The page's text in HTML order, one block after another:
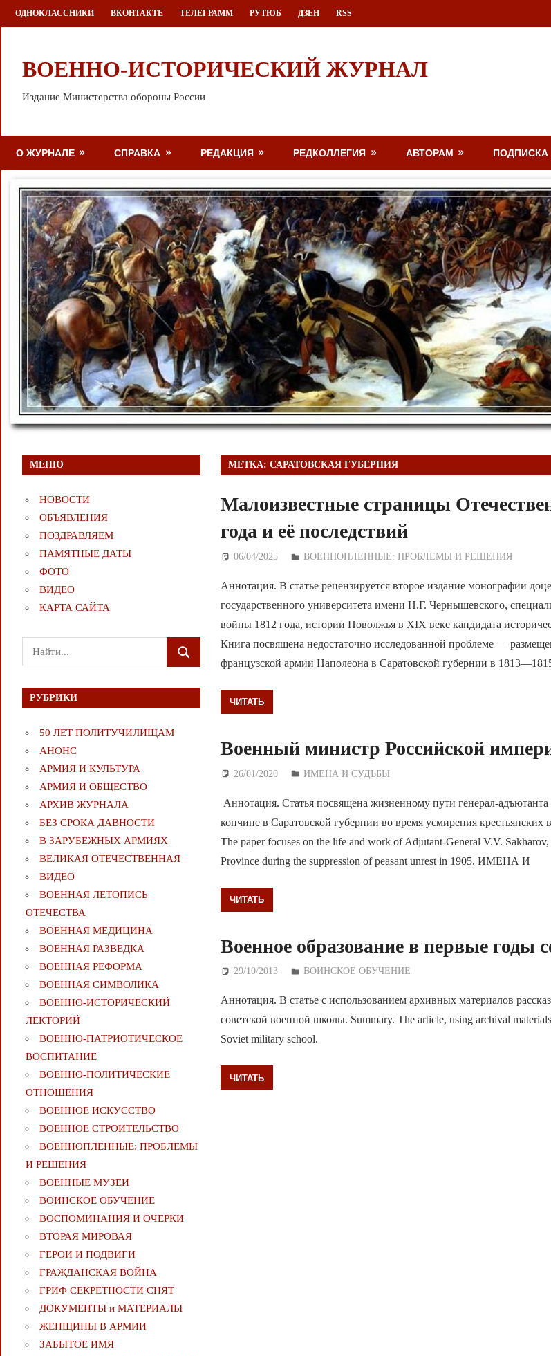
Перейти
к
ОДНОКЛАССНИКИ ВКОНТАКТЕ ТЕЛЕГРАММ РУТЮБ ДЗЕН RSS
ВОЕННО-ИСТОРИЧЕСКИЙ ЖУРНАЛ
Издание Министерства обороны России
О ЖУРНАЛЕ СПРАВКА РЕДАКЦИЯ РЕДКОЛЛЕГИЯ АВТОРАМ ПОДПИСКА
МЕТКА:САРАТОВСКАЯ ГУБЕРНИЯ
Малоизвестные страницы
года и её последствий
06/04/2025 Дежурный по Редакции
ВОЕННОПЛЕННЫЕ: ПРОБЛЕМЫ И РЕШЕНИЯ
Аннотация. В статье рецензируется второе издание монографии
государственного университета имени Н.Г. Чернышевского,
войны 1812 года, истории Поволжья в XIX веке кандидата
Книга посвящена недостаточно исследованной проблеме —
французской армии Наполеона в Саратовской губернии в
ЧИТАТЬ
Военный министр Российской
26/01/2020 Дежурный по Редакции
ИМЕНА И СУДЬБЫ
Аннотация. Статья посвящена жизненному пути генерал-
кончине в Саратовской губернии во время усмирения крестьянских
The paper focuses on the life and work of Adjutant-General V.V.
Province during the suppression of peasant unrest in 1905. ИМЕНА И
ЧИТАТЬ
Военное образование в первые годы
29/10/2013 Дежурный по Редакции
ВОИНСКОЕ ОБУЧЕНИЕ
Аннотация. В статье с использованием архивных материалов
советской военной школы. Summary. The article, using archival
Soviet military school.
ЧИТАТЬ
МЕНЮ
НОВОСТИ
ОБЪЯВЛЕНИЯ
ПОЗДРАВЛЯЕМ
ПАМЯТНЫЕ ДАТЫ
ФОТО
ВИДЕО
КАРТА САЙТА
Поиск
для:
ПОИСК
РУБРИКИ
50 ЛЕТ ПОЛИТУЧИЛИЩАМ
АНОНС
АРМИЯ И КУЛЬТУРА
АРМИЯ И ОБЩЕСТВО
АРХИВ ЖУРНАЛА
БЕЗ СРОКА ДАВНОСТИ
В ЗАРУБЕЖНЫХ АРМИЯХ
ВЕЛИКАЯ ОТЕЧЕСТВЕННАЯ
ВИДЕО
ВОЕННАЯ ЛЕТОПИСЬ
ОТЕЧЕСТВА
ВОЕННАЯ МЕДИЦИНА
ВОЕННАЯ РАЗВЕДКА
ВОЕННАЯ РЕФОРМА
ВОЕННАЯ СИМВОЛИКА
ВОЕННО-ИСТОРИЧЕСКИЙ
ЛЕКТОРИЙ
ВОЕННО-ПАТРИОТИЧЕСКОЕ
ВОСПИТАНИЕ
ВОЕННО-ПОЛИТИЧЕСКИE
ОТНОШЕНИЯ
ВОЕННОЕ ИСКУССТВО
ВОЕННОЕ СТРОИТЕЛЬСТВО
ВОЕННОПЛЕННЫЕ: ПРОБЛЕМЫ
И РЕШЕНИЯ
ВОЕННЫЕ МУЗЕИ
ВОИНСКОЕ ОБУЧЕНИЕ
ВОСПОМИНАНИЯ И ОЧЕРКИ
ВТОРАЯ МИРОВАЯ
ГЕРОИ И ПОДВИГИ
ГРАЖДАНСКАЯ ВОЙНА
ГРИФ СЕКРЕТНОСТИ СНЯТ
ДОКУМЕНТЫ и МАТЕРИАЛЫ
ЖЕНЩИНЫ В АРМИИ
ЗАБЫТОЕ ИМЯ